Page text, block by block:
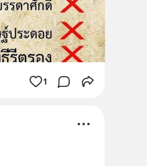
1